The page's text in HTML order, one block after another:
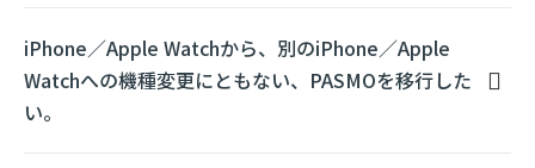
iPhone／Apple Watchから、別のiPhone／Apple
Watchへの機種変更にともない、PASMOを移行した
い。